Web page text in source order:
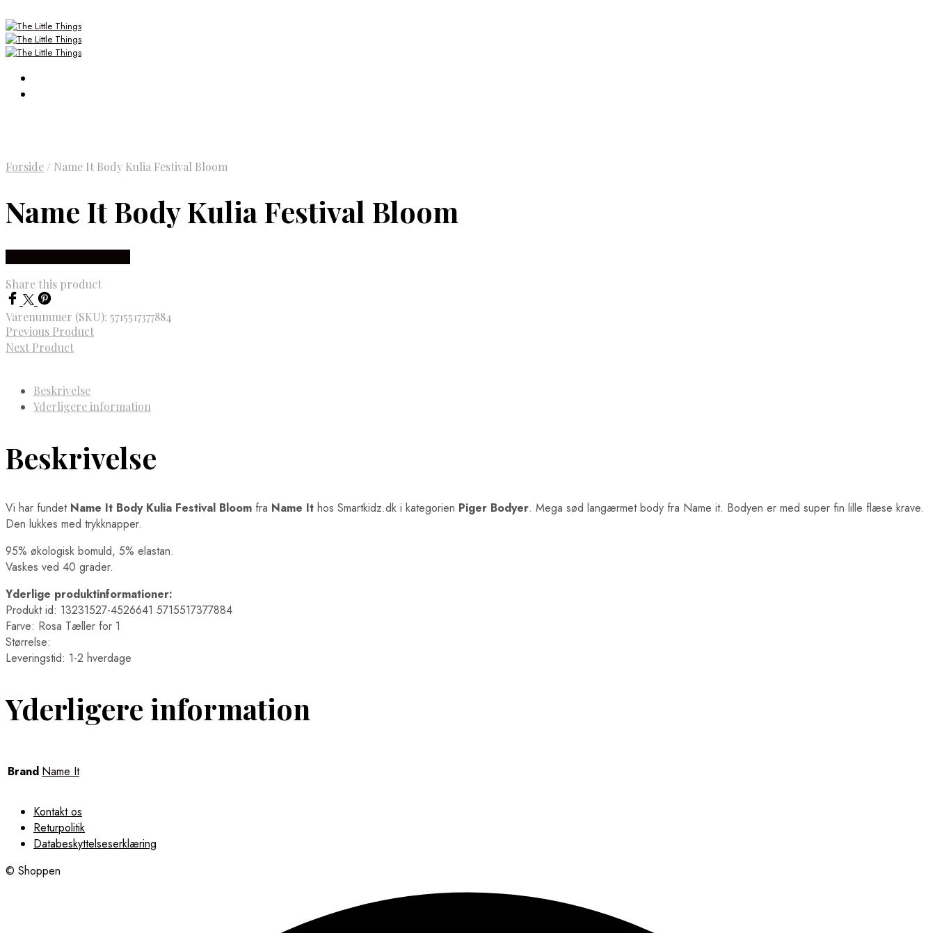
Forside / Name It Body Kulia Festival Bloom
Name It Body Kulia Festival Bloom
Share this product
Varenummer (SKU): 5715517377884
Previous Product
Next Product
Beskrivelse
Yderligere information
Beskrivelse
Vi har fundet Name It Body Kulia Festival Bloom fra Name It hos Smartkidz.dk i kategorien Piger Bodyer. Mega sød langærmet body fra Name it. Bodyen er med super fin lille flæse krave.
Den lukkes med trykknapper.
95% økologisk bomuld, 5% elastan.
Vaskes ved 40 grader.
Yderlige produktinformationer:
Produkt id: 13231527-4526641 5715517377884
Farve: Rosa Tæller for 1
Størrelse:
Leveringstid: 1-2 hverdage
Yderligere information
Brand Name It
Kontakt os
Returpolitik
Databeskyttelseserklæring
© Shoppen